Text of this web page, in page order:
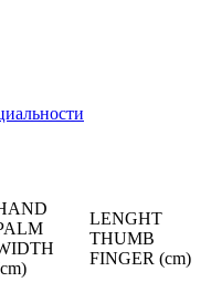
LENGHT
THUMB
FINGER (cm)